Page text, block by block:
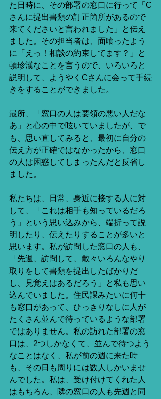
た日時に、その部署の窓口に行って「C
さんに提出書類の訂正箇所があるので
来てくださいと言われました」と伝え
ました。その担当者は、面喰ったよう
に「えっ！相談の約束してます？」と
頓珍漢なことを言うので、いろいろと
説明して、ようやくCさんに会って手続
きをすることができました。
最所、「窓口の人は要領の悪い人だな
あ」と心の中で呟いていましたが、で
も、思い直してみると、最初に自分の
伝え方が正確ではなかったから、窓口
の人は困惑してしまったんだと反省し
ました。
私たちは、日常、身近に接する人に対
して、「これは相手も知っているだろ
う」という思い込みから、端折って説
明したり、伝えたりすることが多いと
思います。私が訪問した窓口の人も、
「先週、訪問して、散々いろんなやり
取りをして書類を提出したばかりだ
し、見覚えはあるだろう」と私も思い
込んでいました。住民課みたいに何十
も窓口があって、ひっきりなしに人が
たくさん並んで待っているような部署
ではありません。私の訪れた部署の窓
口は、2つしかなくて、並んで待つよう
なことはなく、私が前の週に来た時
も、その日も周りには数人しかいませ
んでした。私は、受け付けてくれた人
はもちろん、隣の窓口の人も先週と同